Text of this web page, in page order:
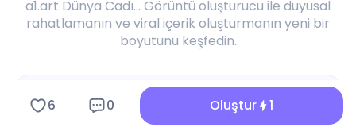
a1.art Dünya Cadı... Görüntü oluşturucu ile duyusal
rahatlamanın ve viral içerik oluşturmanın yeni bir
boyutunu keşfedin.
6 0 Oluştur 1